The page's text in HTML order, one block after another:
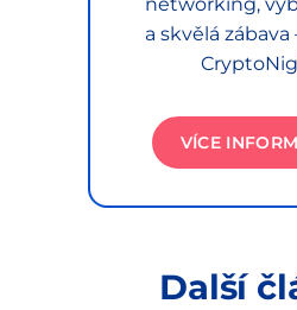
a skvělá zábava
VÍCE
Další